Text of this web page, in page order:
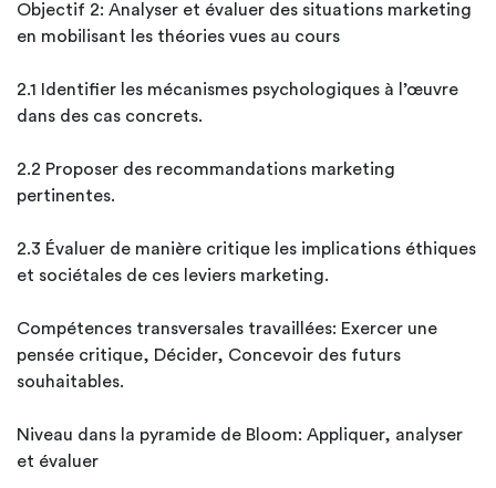
Objectif 2: Analyser et évaluer des situations marketing
en mobilisant les théories vues au cours
2.1 Identifier les mécanismes psychologiques à l’œuvre
dans des cas concrets.
2.2 Proposer des recommandations marketing
pertinentes.
2.3 Évaluer de manière critique les implications éthiques
et sociétales de ces leviers marketing.
Compétences transversales travaillées: Exercer une
pensée critique, Décider, Concevoir des futurs
souhaitables.
Niveau dans la pyramide de Bloom: Appliquer, analyser
et évaluer